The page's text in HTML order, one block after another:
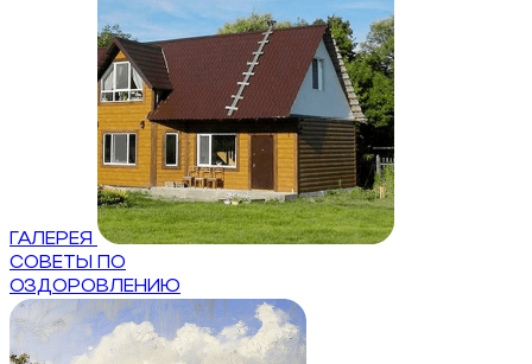
ГАЛЕРЕЯ
СОВЕТЫ ПО
ОЗДОРОВЛЕНИЮ